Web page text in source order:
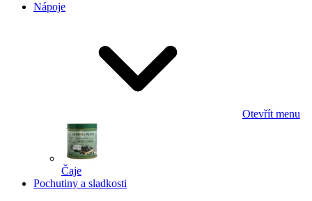
Nápoje
Otevřít menu
Čaje
Pochutiny a sladkosti